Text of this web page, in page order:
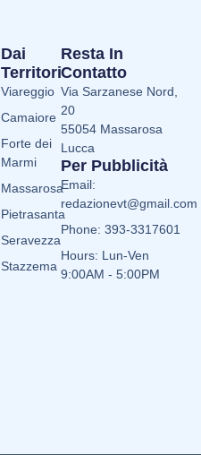
Dai
Territori
Viareggio
Camaiore
Forte dei
Marmi
Massarosa
Pietrasanta
Seravezza
Stazzema
Resta In
Contatto
Via Sarzanese Nord,
20
55054 Massarosa
Lucca
Per Pubblicità
Email:
redazionevt@gmail.com
Phone: 393-3317601
Hours: Lun-Ven
9:00AM - 5:00PM